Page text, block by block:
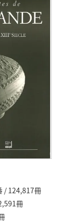
/ 124,817冊
冊